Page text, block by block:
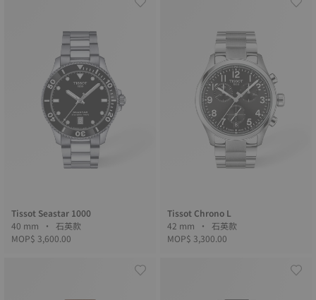
Tissot Seastar 1000
40 mm • 石英款
MOP$ 3,600.00
Tissot Chrono L
42 mm • 石英款
MOP$ 3,300.00